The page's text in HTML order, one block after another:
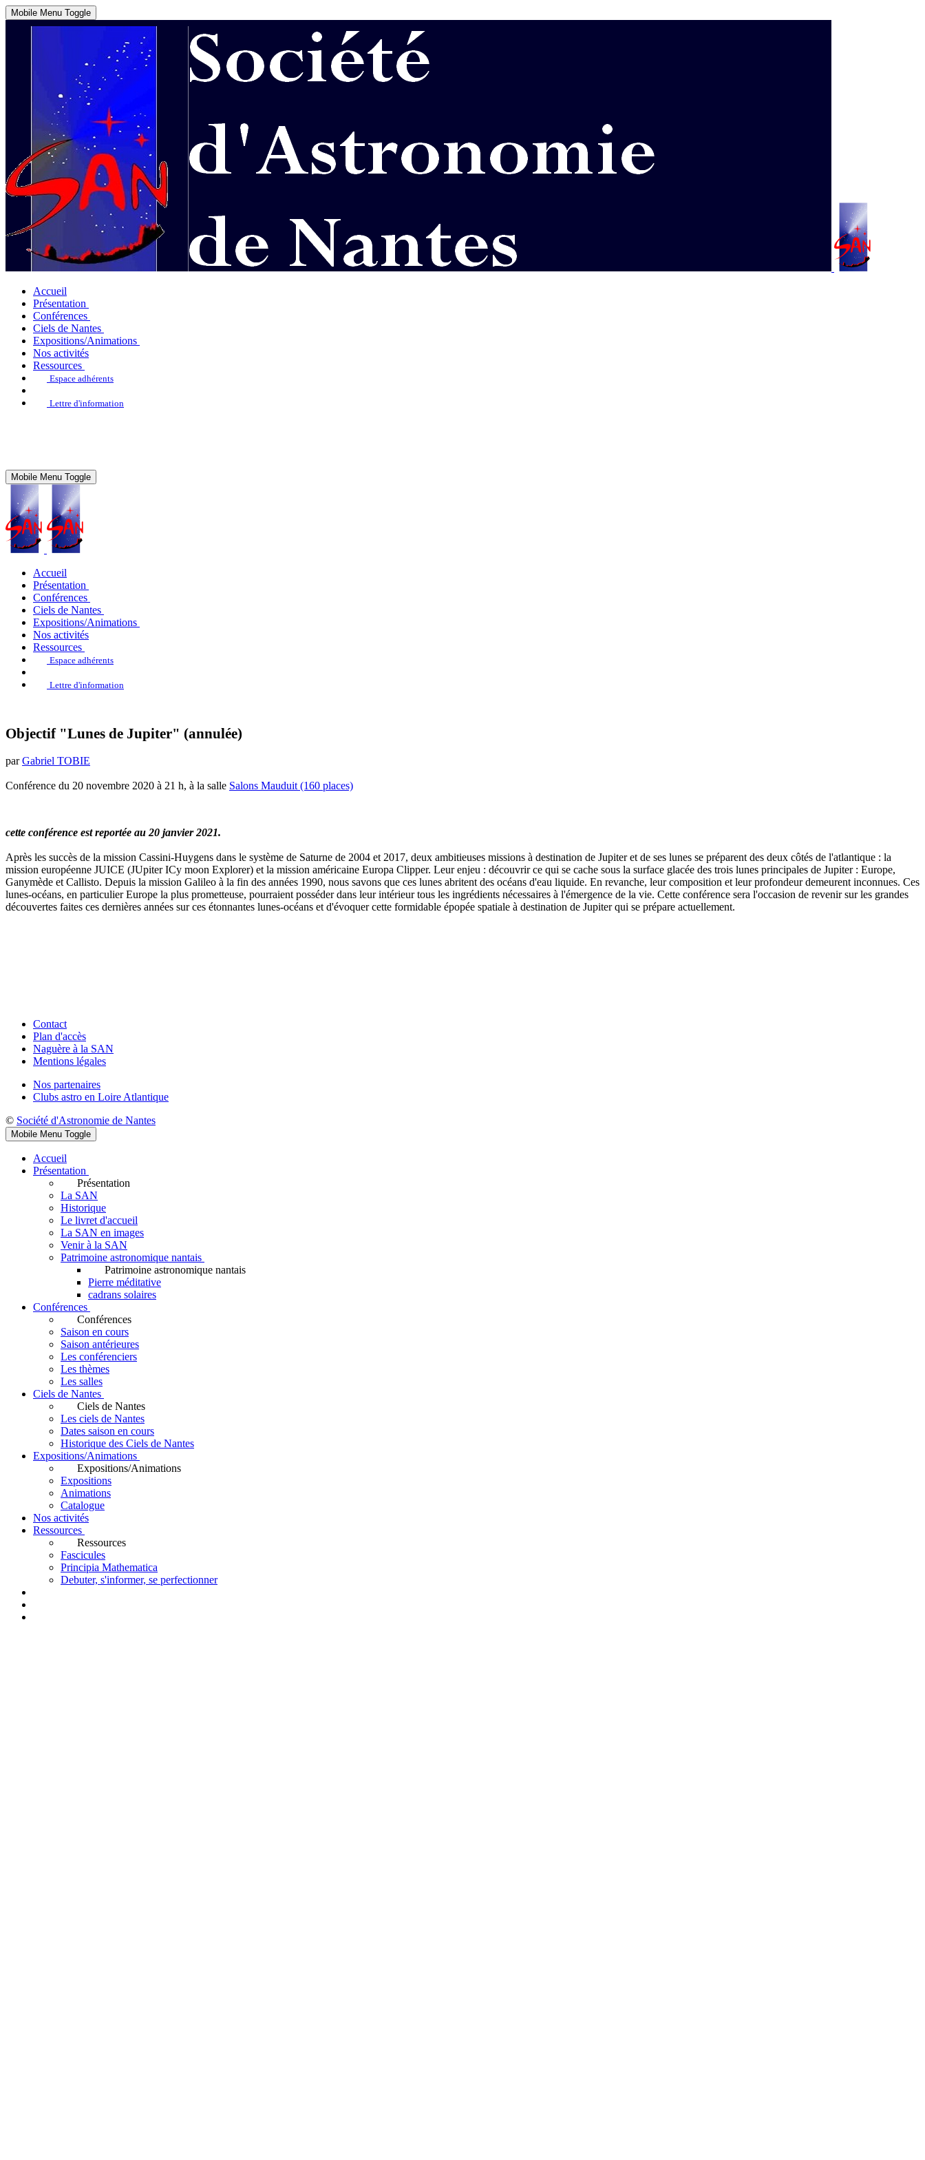
Mobile Menu Toggle
Accueil
Présentation
Conférences
Ciels de Nantes
Expositions/Animations
Nos activités
Ressources
Espace adhérents
Lettre d'information
Mobile Menu Toggle
Accueil
Présentation
Conférences
Ciels de Nantes
Expositions/Animations
Nos activités
Ressources
Espace adhérents
Lettre d'information
Objectif "Lunes de Jupiter" (annulée)
parGabriel TOBIE
Conférence du 20 novembre 2020 à 21 h, à la salle Salons Mauduit (160 places)
cette conférence est reportée au 20 janvier 2021.
Après les succès de la mission Cassini-Huygens dans le système de Saturne de 2004 et 2017, deux ambitieuses missions à destination de Jupiter et de ses lunes se préparent des deux côtés de l'atlantique : la
mission européenne JUICE (JUpiter ICy moon Explorer) et la mission américaine Europa Clipper. Leur enjeu : découvrir ce qui se cache sous la surface glacée des trois lunes principales de Jupiter : Europe,
Ganymède et Callisto. Depuis la mission Galileo à la fin des années 1990, nous savons que ces lunes abritent des océans d'eau liquide. En revanche, leur composition et leur profondeur demeurent inconnues. Ces
lunes-océans, en particulier Europe la plus prometteuse, pourraient posséder dans leur intérieur tous les ingrédients nécessaires à l'émergence de la vie. Cette conférence sera l'occasion de revenir sur les grandes
découvertes faites ces dernières années sur ces étonnantes lunes-océans et d'évoquer cette formidable épopée spatiale à destination de Jupiter qui se prépare actuellement.
Contact
Plan d'accès
Naguère à la SAN
Mentions légales
Nos partenaires
Clubs astro en Loire Atlantique
© Société d'Astronomie de Nantes
Mobile Menu Toggle
Accueil
Présentation
Présentation
La SAN
Historique
Le livret d'accueil
La SAN en images
Venir à la SAN
Patrimoine astronomique nantais
Patrimoine astronomique nantais
Pierre méditative
cadrans solaires
Conférences
Conférences
Saison en cours
Saison antérieures
Les conférenciers
Les thèmes
Les salles
Ciels de Nantes
Ciels de Nantes
Les ciels de Nantes
Dates saison en cours
Historique des Ciels de Nantes
Expositions/Animations
Expositions/Animations
Expositions
Animations
Catalogue
Nos activités
Ressources
Ressources
Fascicules
Principia Mathematica
Debuter, s'informer, se perfectionner